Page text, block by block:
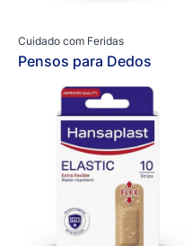
Cuidado com Feridas
Pensos para Dedos